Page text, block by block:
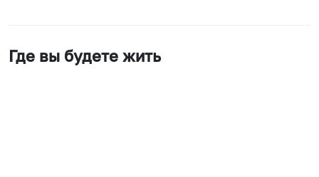
Где вы будете жить